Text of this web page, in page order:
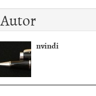
Autor
nvindi